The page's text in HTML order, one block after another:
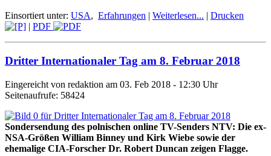
Einsortiert unter: USA, Erfahrungen | Weiterlesen... | Drucken
| PDF
Dritter Internationaler Tag am 8. Februar 2018
Eingereicht von redaktion am 03. Feb 2018 - 12:30 Uhr
Seitenaufrufe: 58424
Sondersendung des polnischen online TV-Senders NTV: Die ex-
NSA-Größen William Binney und Kirk Wiebe sowie der
ehemalige CIA-Forscher Dr. Robert Duncan zeigen Flagge.